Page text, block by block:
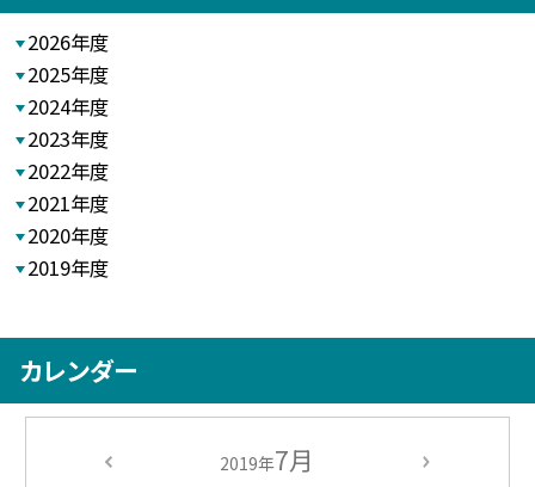
2026年度
2025年度
2024年度
2023年度
2022年度
2021年度
2020年度
2019年度
カレンダー
2019年7月